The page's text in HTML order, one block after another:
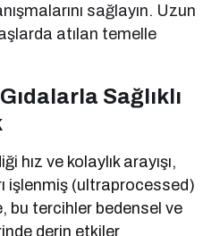
sağlayın. Uzun
atılan temelle
Sağlıklı
hız ve kolaylık arayışı,
işlenmiş (ultraprocessed)
bu tercihler bedensel ve
derin etkiler